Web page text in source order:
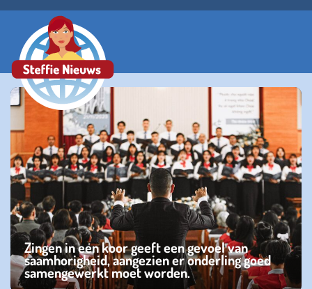
Zingen in een koor geeft een gevoel van
saamhorigheid, aangezien er onderling goed
samengewerkt moet worden.